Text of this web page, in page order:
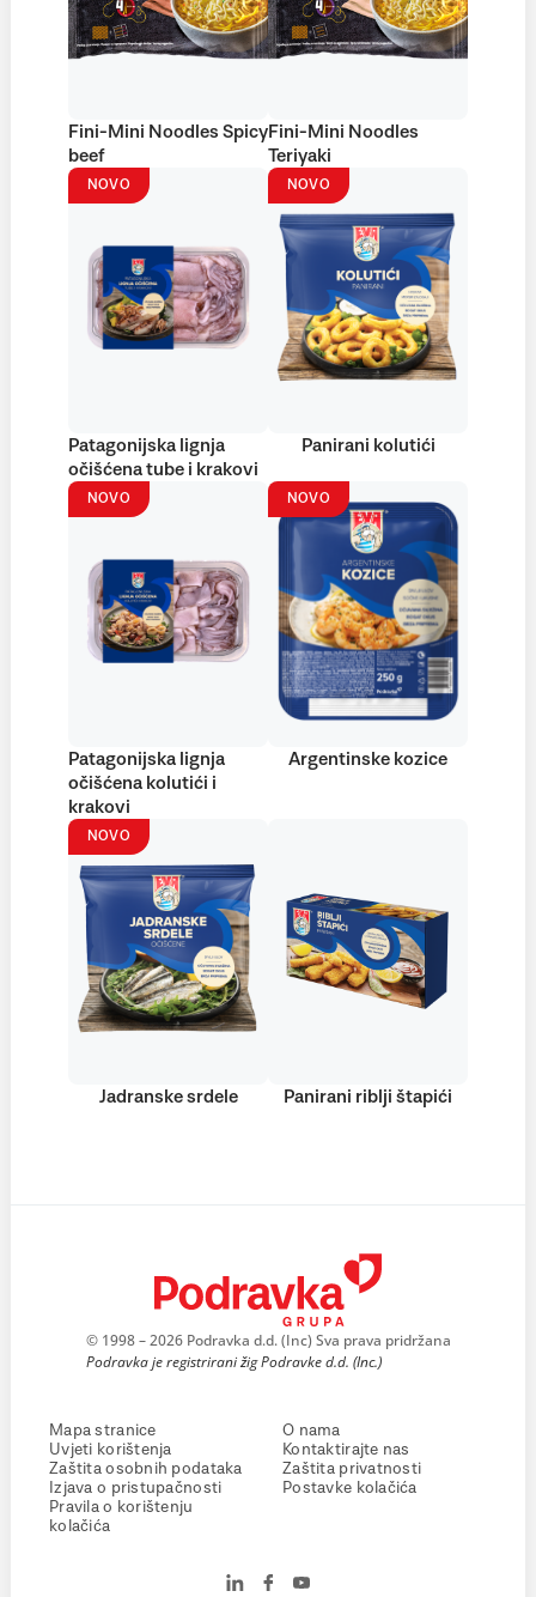
Fini-Mini Noodles Spicy
beef
Fini-Mini Noodles
Teriyaki
NOVO
Patagonijska lignja
očišćena tube i krakovi
NOVO
Panirani kolutići
NOVO
Patagonijska lignja
očišćena kolutići i
krakovi
NOVO
Argentinske kozice
NOVO
Jadranske srdele Panirani riblji štapići
© 1998 – 2026 Podravka d.d. (Inc) Sva prava pridržana
Podravka je registrirani žig Podravke d.d. (Inc.)
Mapa stranice
Uvjeti korištenja
Zaštita osobnih podataka
Izjava o pristupačnosti
Pravila o korištenju
kolačića
O nama
Kontaktirajte nas
Zaštita privatnosti
Postavke kolačića